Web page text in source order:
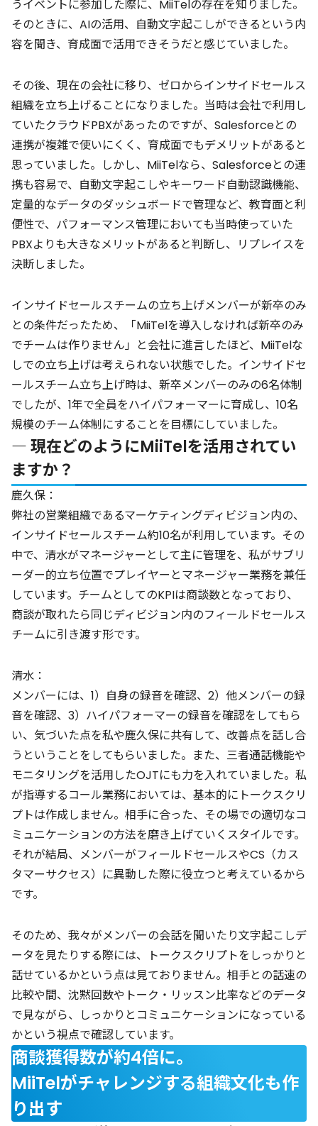
うイベントに参加した際に、MiiTelの存在を知りました。
そのときに、AIの活用、自動文字起こしができるという内
容を聞き、育成面で活用できそうだと感じていました。
その後、現在の会社に移り、ゼロからインサイドセールス
組織を立ち上げることになりました。当時は会社で利用し
ていたクラウドPBXがあったのですが、Salesforceとの
連携が複雑で使いにくく、育成面でもデメリットがあると
思っていました。しかし、MiiTelなら、Salesforceとの連
携も容易で、自動文字起こしやキーワード自動認識機能、
定量的なデータのダッシュボードで管理など、教育面と利
便性で、パフォーマンス管理においても当時使っていた
PBXよりも大きなメリットがあると判断し、リプレイスを
決断しました。
インサイドセールスチームの立ち上げメンバーが新卒のみ
との条件だったため、「MiiTelを導入しなければ新卒のみ
でチームは作りません」と会社に進言したほど、MiiTelな
しでの立ち上げは考えられない状態でした。インサイドセ
ールスチーム立ち上げ時は、新卒メンバーのみの6名体制
でしたが、1年で全員をハイパフォーマーに育成し、10名
規模のチーム体制にすることを目標にしていました。
― 現在どのようにMiiTelを活用されてい
ますか？
鹿久保：
弊社の営業組織であるマーケティングディビジョン内の、
インサイドセールスチーム約10名が利用しています。その
中で、清水がマネージャーとして主に管理を、私がサブリ
ーダー的立ち位置でプレイヤーとマネージャー業務を兼任
しています。チームとしてのKPIは商談数となっており、
商談が取れたら同じディビジョン内のフィールドセールス
チームに引き渡す形です。
清水：
メンバーには、1）自身の録音を確認、2）他メンバーの録
音を確認、3）ハイパフォーマーの録音を確認をしてもら
い、気づいた点を私や鹿久保に共有して、改善点を話し合
うということをしてもらいました。また、三者通話機能や
モニタリングを活用したOJTにも力を入れていました。私
が指導するコール業務においては、基本的にトークスクリ
プトは作成しません。相手に合った、その場での適切なコ
ミュニケーションの方法を磨き上げていくスタイルです。
それが結局、メンバーがフィールドセールスやCS（カス
タマーサクセス）に異動した際に役立つと考えているから
です。
そのため、我々がメンバーの会話を聞いたり文字起こしデ
ータを見たりする際には、トークスクリプトをしっかりと
話せているかという点は見ておりません。相手との話速の
比較や間、沈黙回数やトーク・リッスン比率などのデータ
で見ながら、しっかりとコミュニケーションになっている
かという視点で確認しています。
商談獲得数が約4倍に。
MiiTelがチャレンジする組織文化も作
り出す